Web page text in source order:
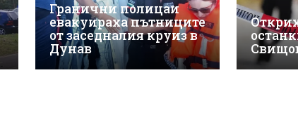
Гранични полицаи
евакуираха пътниците
от заседналия круиз в
Дунав